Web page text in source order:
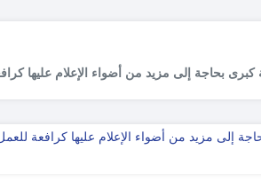
بحاجة إلى مزيد من أضواء الإعلام عليها